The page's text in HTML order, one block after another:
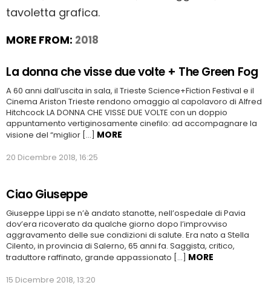
tavoletta grafica.
MORE FROM: 2018
La donna che visse due volte + The Green Fog
A 60 anni dall’uscita in sala, il Trieste Science+Fiction Festival e il
Cinema Ariston Trieste rendono omaggio al capolavoro di Alfred
Hitchcock LA DONNA CHE VISSE DUE VOLTE con un doppio
appuntamento vertiginosamente cinefilo: ad accompagnare la
visione del “miglior […] MORE
20 Dicembre 2018, 16:25
Ciao Giuseppe
Giuseppe Lippi se n’è andato stanotte, nell’ospedale di Pavia
dov’era ricoverato da qualche giorno dopo l’improvviso
aggravamento delle sue condizioni di salute. Era nato a Stella
Cilento, in provincia di Salerno, 65 anni fa. Saggista, critico,
traduttore raffinato, grande appassionato […] MORE
15 Dicembre 2018, 13:20